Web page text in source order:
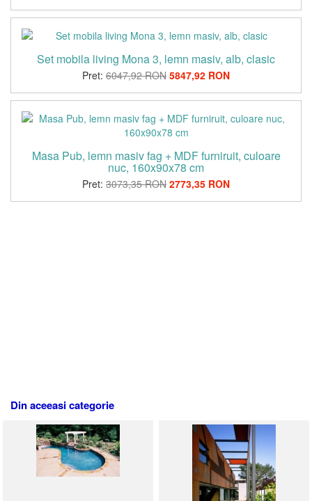
Set mobila living Mona 3, lemn masiv, alb, clasic
Pret: 6047,92 RON 5847,92 RON
Masa Pub, lemn masiv fag + MDF furniruit, culoare
nuc, 160x90x78 cm
Pret: 3073,35 RON 2773,35 RON
Din aceeasi categorie